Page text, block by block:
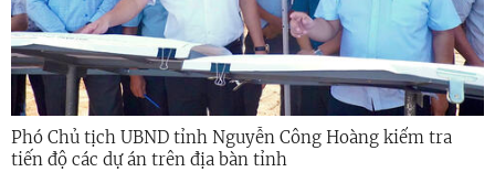
Phó Chủ tịch UBND tỉnh Nguyễn Công Hoàng kiểm tra
tiến độ các dự án trên địa bàn tỉnh